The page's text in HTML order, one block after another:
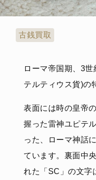
古銭買取
ローマ帝国期、3
テルティウス貨)の
表面には時の皇帝
握った雷神ユピテ
った、ローマ神話
ています。裏面中
れた「SC」の文字